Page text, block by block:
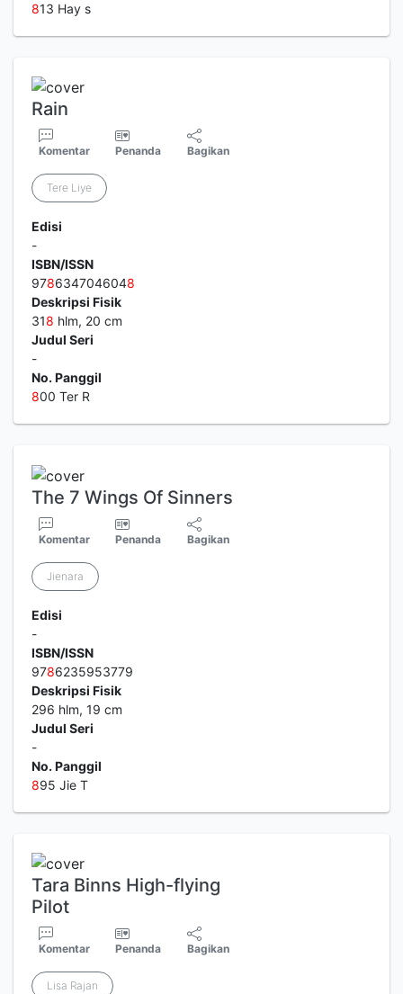
813 Hay s
Rain
Komentar Penanda Bagikan
Tere Liye
Edisi
-
ISBN/ISSN
9786347046048
Deskripsi Fisik
318 hlm, 20 cm
Judul Seri
-
No. Panggil
800 Ter R
The 7 Wings Of Sinners
Komentar Penanda Bagikan
Jienara
Edisi
-
ISBN/ISSN
9786235953779
Deskripsi Fisik
296 hlm, 19 cm
Judul Seri
-
No. Panggil
895 Jie T
Tara Binns High-flying
Pilot
Komentar Penanda Bagikan
Lisa Rajan